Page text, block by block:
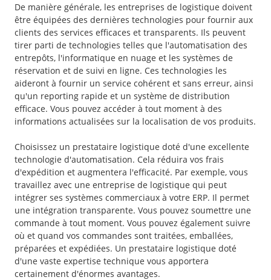
De manière générale, les entreprises de logistique doivent
être équipées des dernières technologies pour fournir aux
clients des services efficaces et transparents. Ils peuvent
tirer parti de technologies telles que l'automatisation des
entrepôts, l'informatique en nuage et les systèmes de
réservation et de suivi en ligne. Ces technologies les
aideront à fournir un service cohérent et sans erreur, ainsi
qu'un reporting rapide et un système de distribution
efficace. Vous pouvez accéder à tout moment à des
informations actualisées sur la localisation de vos produits.
Choisissez un prestataire logistique doté d'une excellente
technologie d'automatisation. Cela réduira vos frais
d'expédition et augmentera l'efficacité. Par exemple, vous
travaillez avec une entreprise de logistique qui peut
intégrer ses systèmes commerciaux à votre ERP. Il permet
une intégration transparente. Vous pouvez soumettre une
commande à tout moment. Vous pouvez également suivre
où et quand vos commandes sont traitées, emballées,
préparées et expédiées. Un prestataire logistique doté
d'une vaste expertise technique vous apportera
certainement d'énormes avantages.